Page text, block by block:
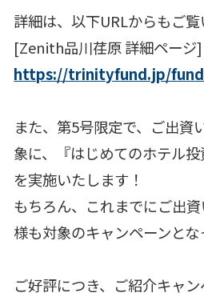
詳細は、以下URLからもご覧
[Zenith品川荏原 詳細ページ]
https://trinityfund.jp/
また、第5号限定で、ご出資
象に、『はじめてのホテル投
を実施いたします！
もちろん、これまでにご出
様も対象のキャンペーンとな
ご好評につき、ご紹介キャ